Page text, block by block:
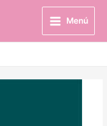
Menú